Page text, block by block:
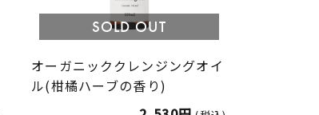
SOLD OUT
オーガニッククレンジングオイ
ル(柑橘ハーブの香り)